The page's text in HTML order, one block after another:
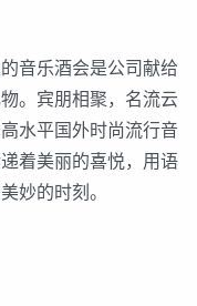
音乐酒会是公司献给
。宾朋相聚，名流云
水平国外时尚流行音
着美丽的喜悦，用语
妙的时刻。